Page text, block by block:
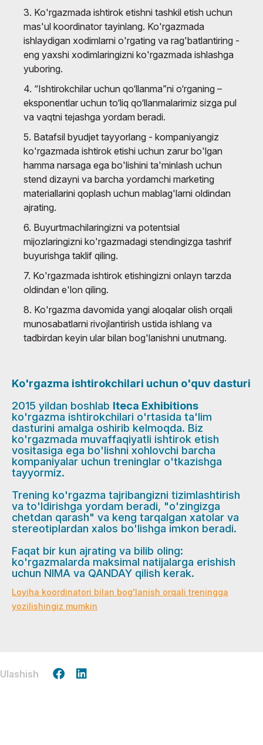
3. Ko'rgazmada ishtirok etishni tashkil etish uchun
mas'ul koordinator tayinlang. Ko'rgazmada
ishlaydigan xodimlarni o'rgating va rag'batlantiring -
eng yaxshi xodimlaringizni ko'rgazmada ishlashga
yuboring.
4. “Ishtirokchilar uchun qo‘llanma”ni o‘rganing –
eksponentlar uchun to‘liq qo‘llanmalarimiz sizga pul
va vaqtni tejashga yordam beradi.
5. Batafsil byudjet tayyorlang - kompaniyangiz
ko'rgazmada ishtirok etishi uchun zarur bo'lgan
hamma narsaga ega bo'lishini ta'minlash uchun
stend dizayni va barcha yordamchi marketing
materiallarini qoplash uchun mablag'larni oldindan
ajrating.
6. Buyurtmachilaringizni va potentsial
mijozlaringizni ko'rgazmadagi stendingizga tashrif
buyurishga taklif qiling.
7. Ko'rgazmada ishtirok etishingizni onlayn tarzda
oldindan e'lon qiling.
8. Ko'rgazma davomida yangi aloqalar olish orqali
munosabatlarni rivojlantirish ustida ishlang va
tadbirdan keyin ular bilan bog'lanishni unutmang.
Ko'rgazma ishtirokchilari uchun o'quv dasturi
2015 yildan boshlab Iteca Exhibitions
ko'rgazma ishtirokchilari o'rtasida ta'lim
dasturini amalga oshirib kelmoqda. Biz
ko'rgazmada muvaffaqiyatli ishtirok etish
vositasiga ega bo'lishni xohlovchi barcha
kompaniyalar uchun treninglar o'tkazishga
tayyormiz.
Trening ko'rgazma tajribangizni tizimlashtirish
va to'ldirishga yordam beradi, "o'zingizga
chetdan qarash" va keng tarqalgan xatolar va
stereotiplardan xalos bo'lishga imkon beradi.
Faqat bir kun ajrating va bilib oling:
ko'rgazmalarda maksimal natijalarga erishish
uchun NIMA va QANDAY qilish kerak.
Loyiha koordinatori bilan bog'lanish orqali treningga
yozilishingiz mumkin
Ulashish